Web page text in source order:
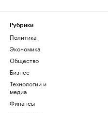
Рубрики
Политика
Экономика
Общество
Бизнес
Технологии и
медиа
Финансы